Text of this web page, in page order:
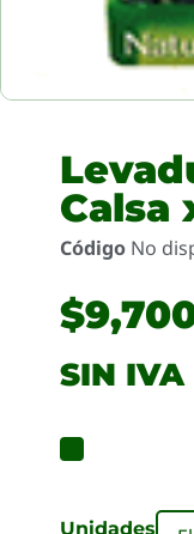
Calsa
Código No
$
SIN IVA
Unidades